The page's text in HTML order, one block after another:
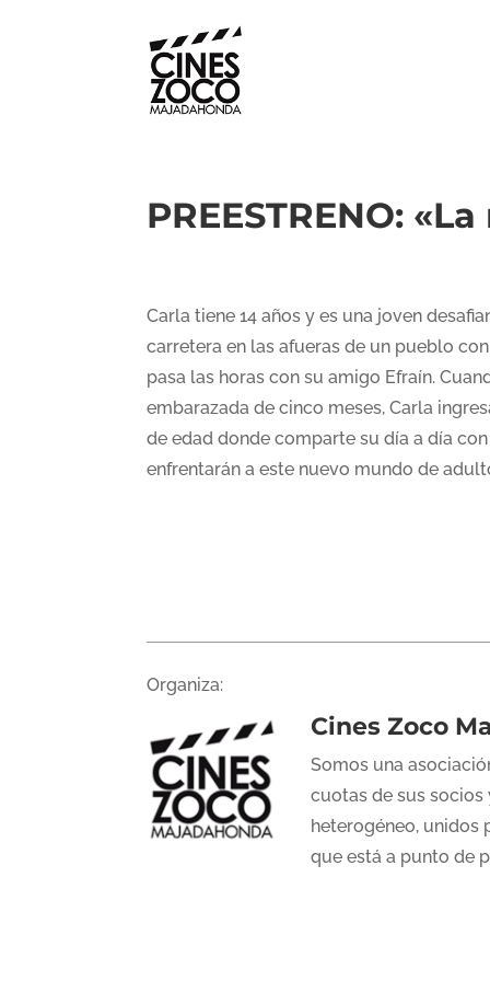
PREESTRENO:
Carla tiene 14 años y es una joven
carretera en las afueras de un pueblo
pasa las horas con su amigo Efraín.
embarazada de cinco meses, Carla
de edad donde comparte su día a día
enfrentarán a este nuevo mundo de
Organiza:
Cines Zoco
Somos una
cuotas de sus
heterogéneo,
que está a punto de